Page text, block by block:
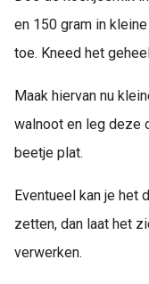
en 150 gram in
toe. Kneed het
Maak hiervan nu
walnoot en leg deze
beetje plat.
Eventueel kan je het
zetten, dan laat het
verwerken.